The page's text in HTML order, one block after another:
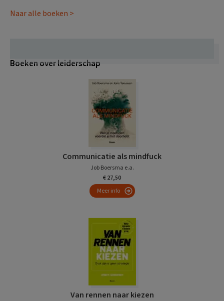
Naar alle boeken >
Boeken over leiderschap
Communicatie als mindfuck
Job Boersma e.a.
€ 27,50
Meer info
Van rennen naar kiezen